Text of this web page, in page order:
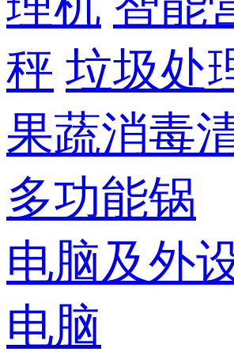
秤 垃圾处
果蔬消毒
多功能锅
电脑及外
电脑